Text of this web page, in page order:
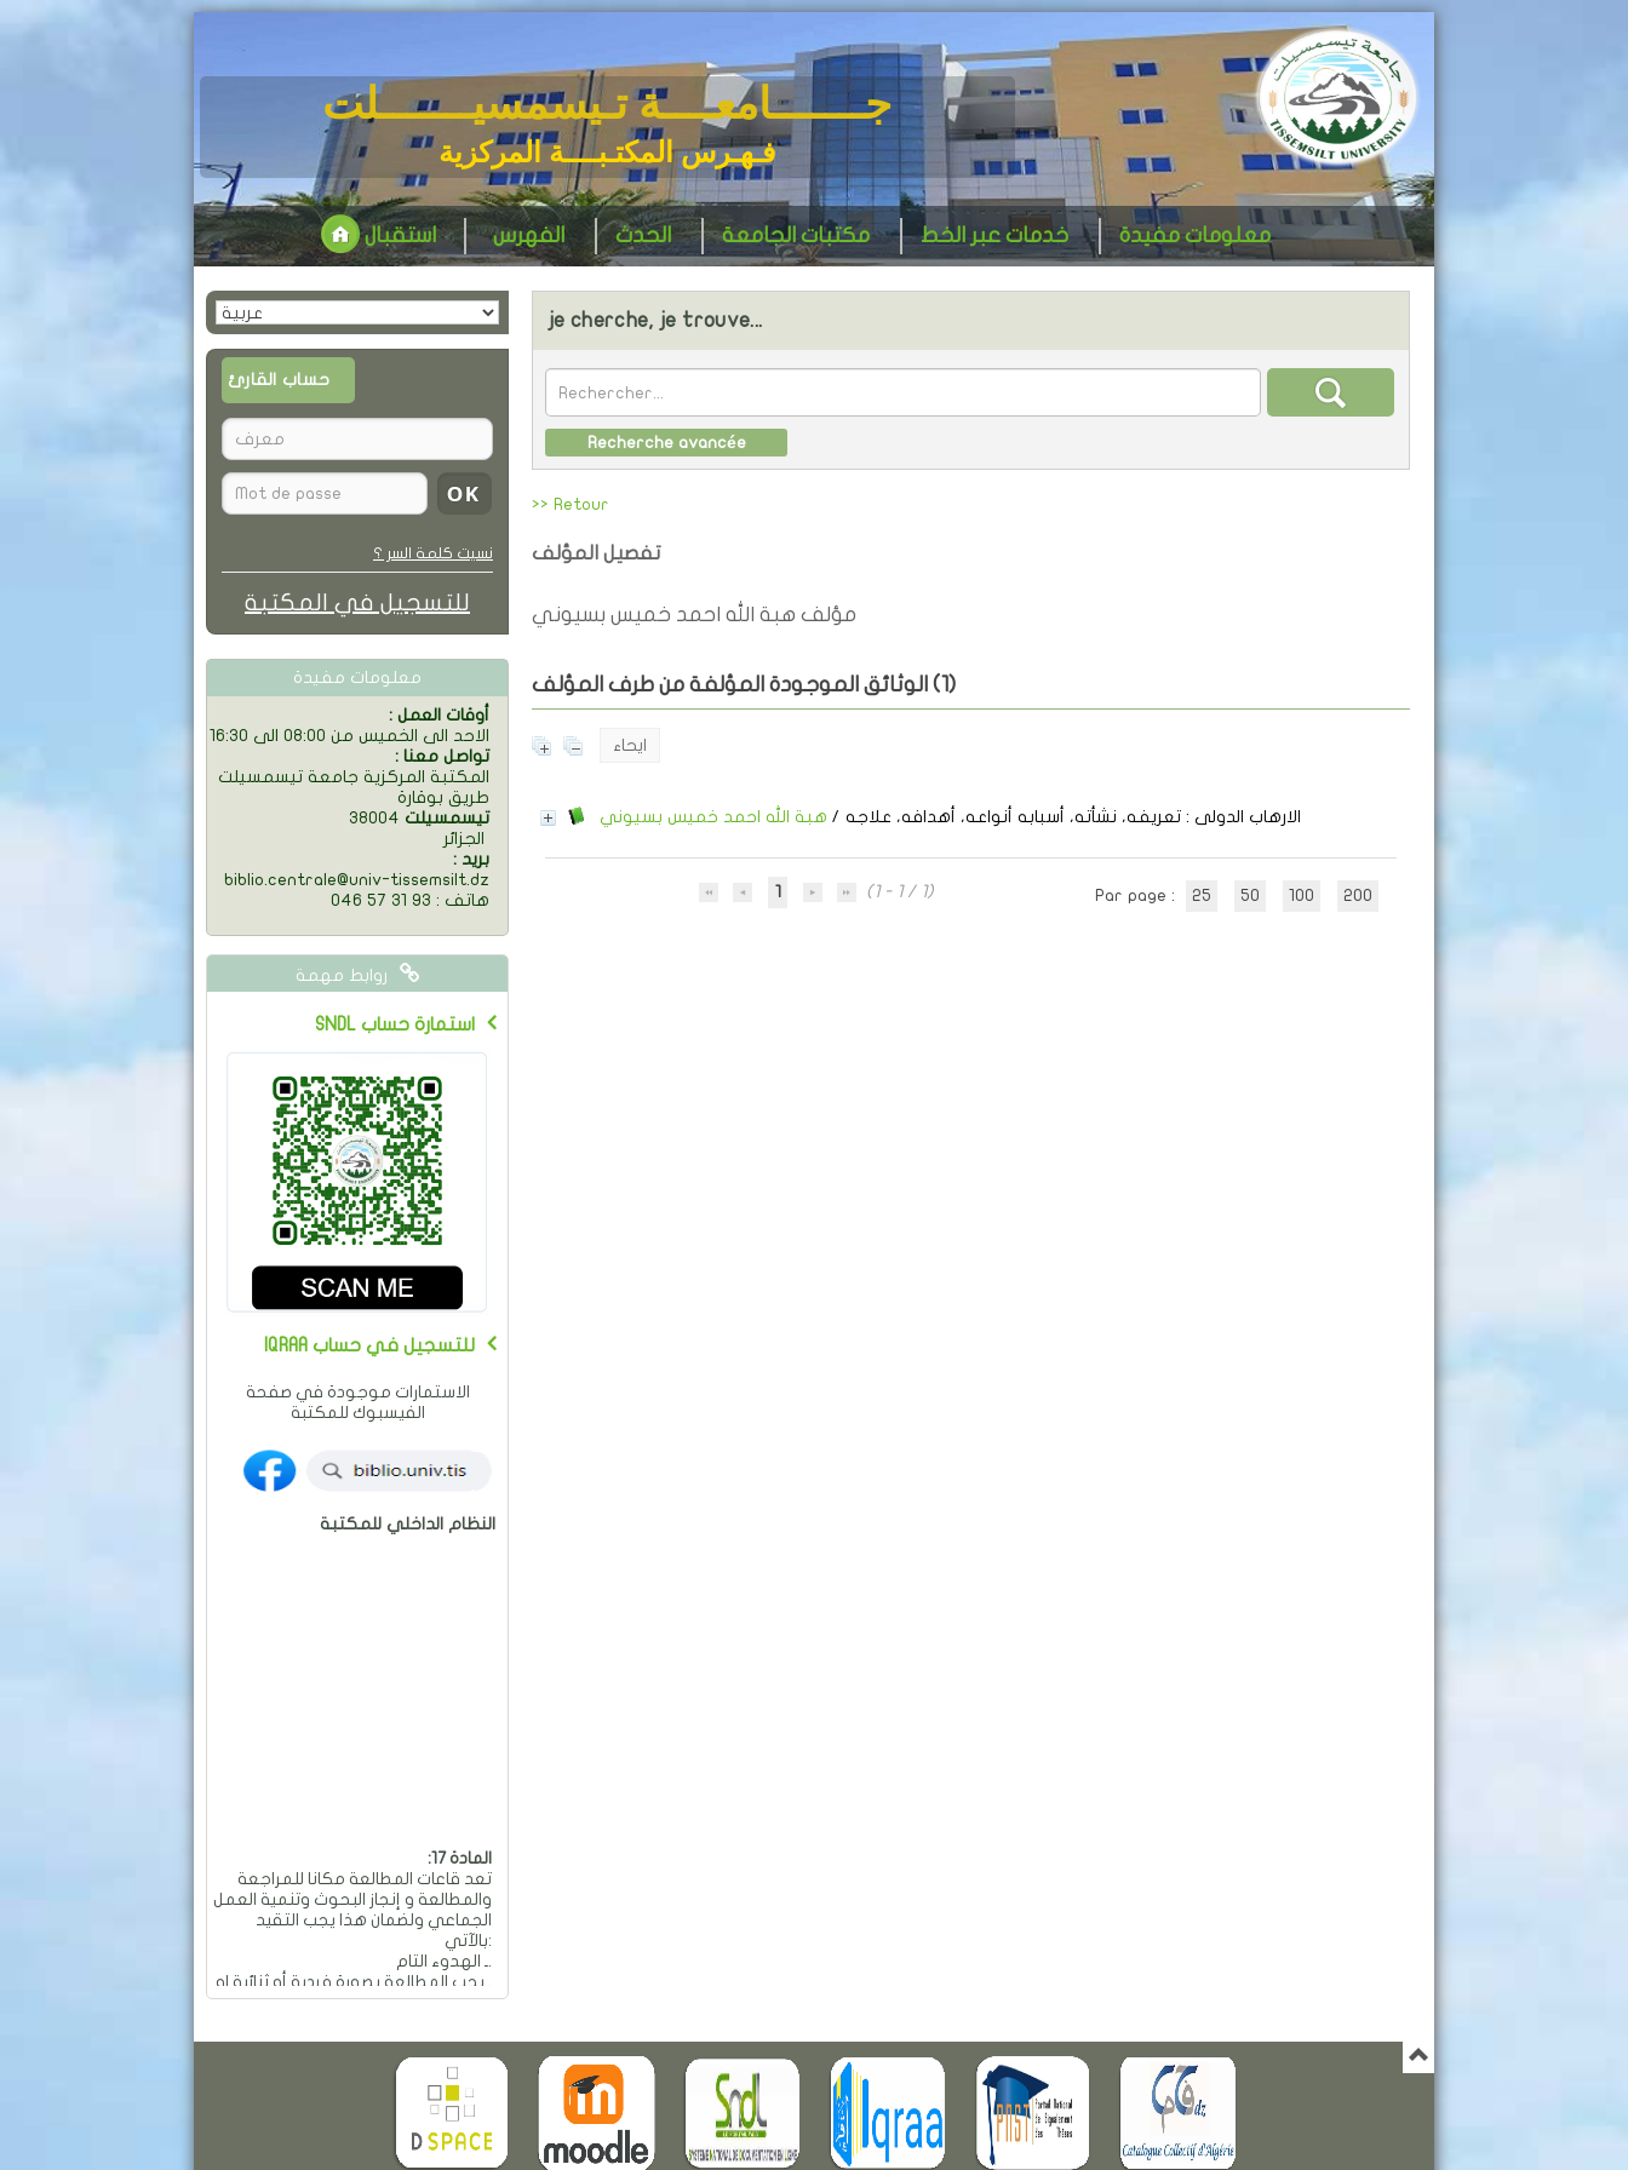
جـــــــامعــــة تـيسمسيـــــــلت
فـهـرس المكتـبــــة المركزية
الفهرس الحدث مكتبات الجامعة خدمات عبر الخط معلومات مفيدة استقبال
je cherche, je trouve...
Recherche avancée
>> Retour
تفصيل المؤلف
مؤلف هبة الله احمد خميس بسيوني
الوثائق الموجودة المؤلفة من طرف المؤلف (1)
ايحاء
الارهاب الدولى : تعريفه، نشأته، أسبابه أنواعه، أهدافه، علاجه / هبة الله احمد خميس بسيوني
1 (1 - 1 / 1) Par page : 25 50 100 200
حساب القارئ
نسيت كلمة السر ؟
للتسجيل في المكتبة
معلومات مفيدة
: أوقات العمل
الاحد الى الخميس من 08:00 الى 16:30
: تواصل معنا
المكتبة المركزية جامعة تيسمسيلت
طريق بوقارة
38004 تيسمسيلت
: بريد
biblio.centrale@univ-tissemsilt.dz
046 57 31 93 : هاتف
روابط مهمة
SNDL استمارة حساب
IQRAA للتسجيل في حساب
الاستمارات موجودة في صفحة
الفيسبوك للمكتبة
النظام الداخلي للمكتبة
تعد قاعات المطالعة مكانا للمراجعة
والمطالعة و إنجاز البحوث وتنمية العمل
الجماعي ولضمان هذا يجب التقيد
بالآتي:
ـ الهدوء التام.
ـ يجب المطالعة بصورة فردية أو ثنائية او
ـ ممنوع تجاوز عدد المقاعد المسموح
ـ ممنوع تحريك وتحويل الأثاث من
معدات وطاولات وكراسي من أماكنها